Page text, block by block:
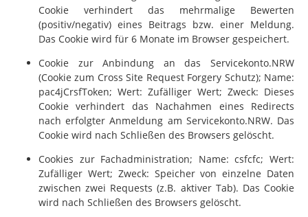
Cookie verhindert das mehrmalige Bewerten
(positiv/negativ) eines Beitrags bzw. einer Meldung.
Das Cookie wird für 6 Monate im Browser gespeichert.
Cookie zur Anbindung an das Servicekonto.NRW
(Cookie zum Cross Site Request Forgery Schutz); Name:
pac4jCrsfToken; Wert: Zufälliger Wert; Zweck: Dieses
Cookie verhindert das Nachahmen eines Redirects
nach erfolgter Anmeldung am Servicekonto.NRW. Das
Cookie wird nach Schließen des Browsers gelöscht.
Cookies zur Fachadministration; Name: csfcfc; Wert:
Zufälliger Wert; Zweck: Speicher von einzelne Daten
zwischen zwei Requests (z.B. aktiver Tab). Das Cookie
wird nach Schließen des Browsers gelöscht.